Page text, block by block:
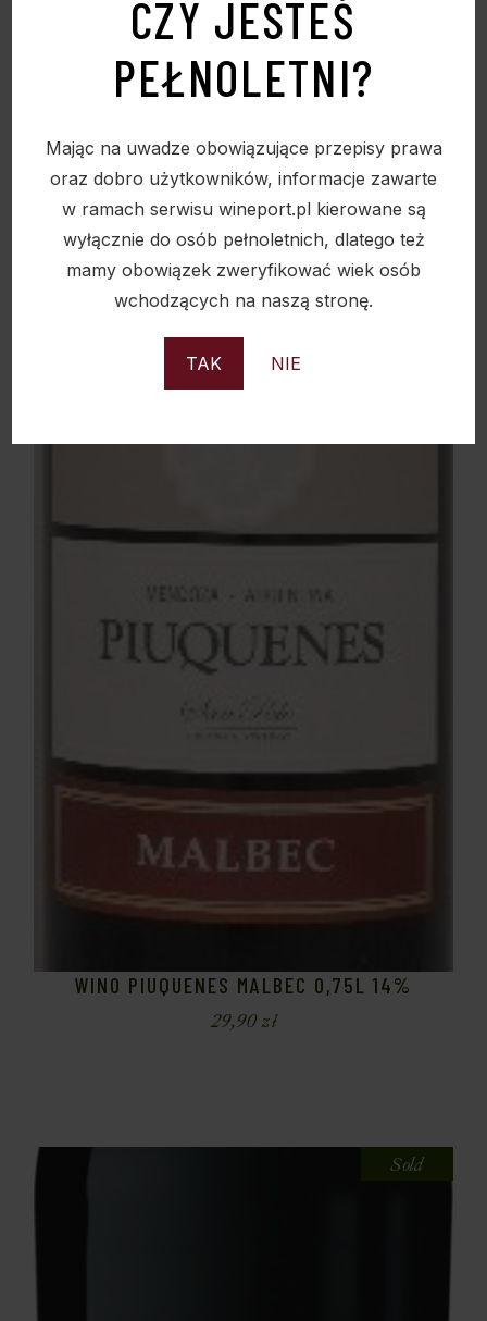
CZY JESTEŚ
PEŁNOLETNI?
Mając na uwadze obowiązujące przepisy prawa
oraz dobro użytkowników, informacje zawarte
w ramach serwisu wineport.pl kierowane są
wyłącznie do osób pełnoletnich, dlatego też
mamy obowiązek zweryfikować wiek osób
wchodzących na naszą stronę.
TAK NIE
WINO PIUQUENES MALBEC 0,75L 14%
29,90zł
Sold